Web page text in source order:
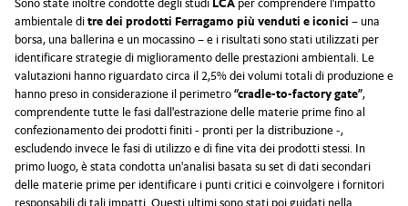
ambientale ditre dei prodotti Ferragamo più venduti e iconici – una
borsa, una ballerina e un mocassino – e i risultati sono stati utilizzati per
identificare strategie di miglioramento delle prestazioni ambientali. Le
valutazioni hanno riguardato circa il 2,5% dei volumi totali di produzione e
hanno preso in considerazione il perimetro“cradle-to-factory gate”,
comprendente tutte le fasi dall'estrazione delle materie prime fino al
confezionamento dei prodotti finiti - pronti per la distribuzione -,
escludendo invece le fasi di utilizzo e di fine vita dei prodotti stessi. In
primo luogo, è stata condotta un'analisi basata su set di dati secondari
delle materie prime per identificare i punti critici e coinvolgere i fornitori
responsabili di tali impatti. Questi ultimi sono stati poi guidati nella